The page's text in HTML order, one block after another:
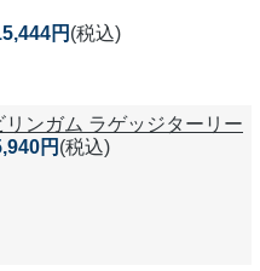
円 (税込)
ンガム ラゲッジターリー
円 (税込)